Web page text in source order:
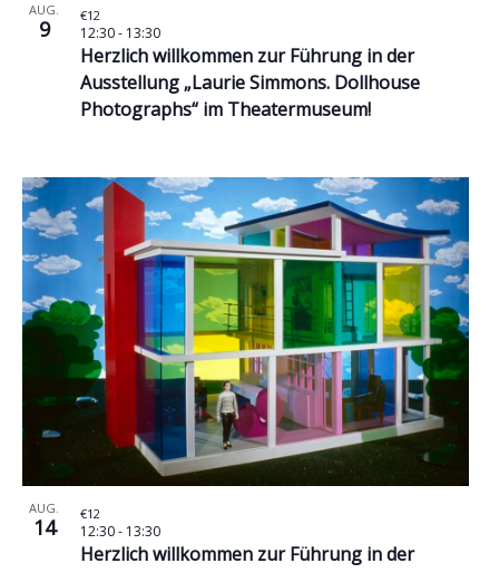
AUG.
9
Herzlich willkommen zur Führung in der
Ausstellung „Laurie Simmons. Dollhouse
Photographs“ im Theatermuseum!
12:30- 13:30
€12
AUG.
14
Herzlich willkommen zur Führung in der
12:30- 13:30
€12